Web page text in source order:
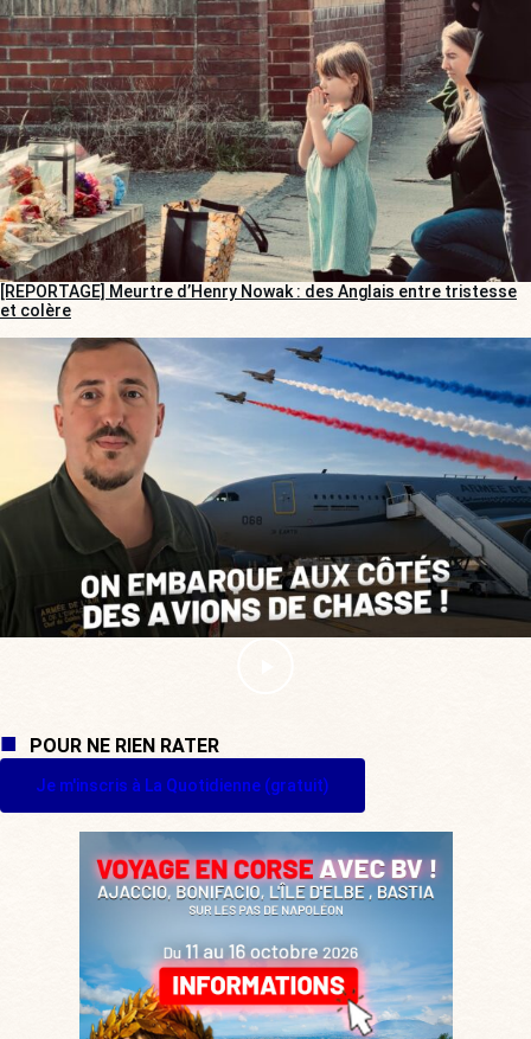
[REPORTAGE] Meurtre d’Henry Nowak : des Anglais entre tristesse
et colère
POUR NE RIEN RATER
Je m'inscris à La Quotidienne (gratuit)